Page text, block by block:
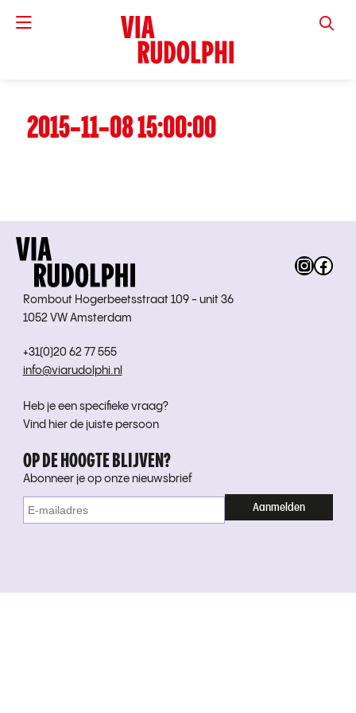
VIA
2015-11-08 15:00:00
Rombout Hogerbeetsstraat 109 - unit 36
1052 VW Amsterdam
+31(0)20 62 77 555
info@viarudolphi.nl
Heb je een specifieke vraag?
Vind hier de juiste persoon
OP DE HOOGTE BLIJVEN?
Abonneer je op onze nieuwsbrief